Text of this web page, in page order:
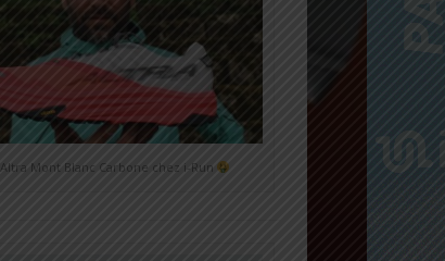
Altra Mont Blanc Carbone chez i-Run